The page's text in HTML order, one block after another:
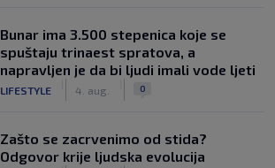
Bunar imа 3.500 stepenica koje se
spuštaju trinaest spratova, a
napravljen je da bi ljudi imali vode ljeti
LIFESTYLE 4. aug. 0
Zašto se zacrvenimo od stida?
Odgovor krije ljudska evolucija